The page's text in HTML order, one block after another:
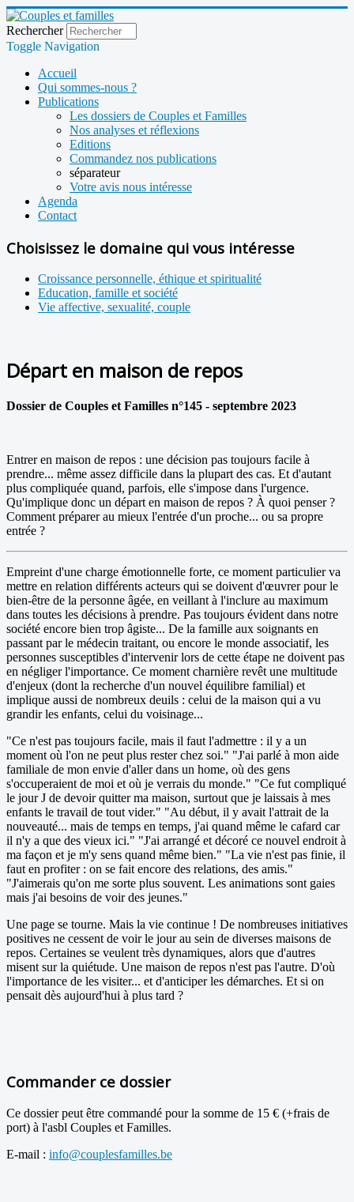
Rechercher
Toggle Navigation
Accueil
Qui sommes-nous ?
Publications
Les dossiers de Couples et Familles
Nos analyses et réflexions
Editions
Commandez nos publications
séparateur
Votre avis nous intéresse
Agenda
Contact
Choisissez le domaine qui vous intéresse
Croissance personnelle, éthique et spiritualité
Education, famille et société
Vie affective, sexualité, couple
Départ en maison de repos
Dossier de Couples et Familles n°145 - septembre 2023
Entrer en maison de repos : une décision pas toujours facile à
prendre... même assez difficile dans la plupart des cas. Et d'autant
plus compliquée quand, parfois, elle s'impose dans l'urgence.
Qu'implique donc un départ en maison de repos ? À quoi penser ?
Comment préparer au mieux l'entrée d'un proche... ou sa propre
entrée ?
Empreint d'une charge émotionnelle forte, ce moment particulier va
mettre en relation différents acteurs qui se doivent d'œuvrer pour le
bien-être de la personne âgée, en veillant à l'inclure au maximum
dans toutes les décisions à prendre. Pas toujours évident dans notre
société encore bien trop âgiste... De la famille aux soignants en
passant par le médecin traitant, ou encore le monde associatif, les
personnes susceptibles d'intervenir lors de cette étape ne doivent pas
en négliger l'importance. Ce moment charnière revêt une multitude
d'enjeux (dont la recherche d'un nouvel équilibre familial) et
implique aussi de nombreux deuils : celui de la maison qui a vu
grandir les enfants, celui du voisinage...
"Ce n'est pas toujours facile, mais il faut l'admettre : il y a un
moment où l'on ne peut plus rester chez soi." "J'ai parlé à mon aide
familiale de mon envie d'aller dans un home, où des gens
s'occuperaient de moi et où je verrais du monde." "Ce fut compliqué
le jour J de devoir quitter ma maison, surtout que je laissais à mes
enfants le travail de tout vider." "Au début, il y avait l'attrait de la
nouveauté... mais de temps en temps, j'ai quand même le cafard car
il n'y a que des vieux ici." "J'ai arrangé et décoré ce nouvel endroit à
ma façon et je m'y sens quand même bien." "La vie n'est pas finie, il
faut en profiter : on se fait encore des relations, des amis."
"J'aimerais qu'on me sorte plus souvent. Les animations sont gaies
mais j'ai besoins de voir des jeunes."
Une page se tourne. Mais la vie continue ! De nombreuses initiatives
positives ne cessent de voir le jour au sein de diverses maisons de
repos. Certaines se veulent très dynamiques, alors que d'autres
misent sur la quiétude. Une maison de repos n'est pas l'autre. D'où
l'importance de les visiter... et d'anticiper les démarches. Et si on
pensait dès aujourd'hui à plus tard ?
Commander ce dossier
Ce dossier peut être commandé pour la somme de 15 € (+frais de
port) à l'asbl Couples et Familles.
E-mail : info@couplesfamilles.be